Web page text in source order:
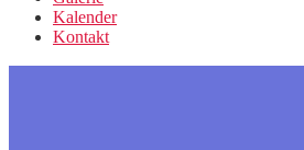
Kalender
Kontakt